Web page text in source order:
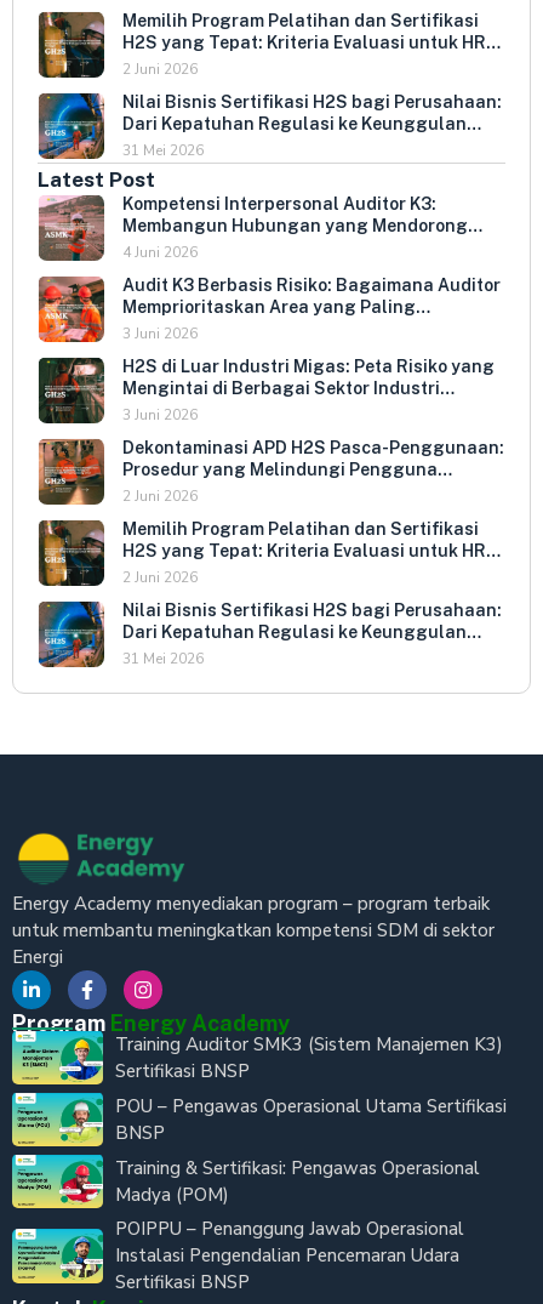
Memilih Program Pelatihan dan Sertifikasi
H2S yang Tepat: Kriteria Evaluasi untuk HR
dan HSE Manager
2 Juni 2026
Nilai Bisnis Sertifikasi H2S bagi Perusahaan:
Dari Kepatuhan Regulasi ke Keunggulan
Kompetitif
31 Mei 2026
Latest Post
Kompetensi Interpersonal Auditor K3:
Membangun Hubungan yang Mendorong
Keterbukaan dan Kepatuhan Sukarela
4 Juni 2026
Audit K3 Berbasis Risiko: Bagaimana Auditor
Memprioritaskan Area yang Paling
Menentukan Kepatuhan Perusahaan
3 Juni 2026
H2S di Luar Industri Migas: Peta Risiko yang
Mengintai di Berbagai Sektor Industri
Indonesia
3 Juni 2026
Dekontaminasi APD H2S Pasca-Penggunaan:
Prosedur yang Melindungi Pengguna
Berikutnya dan Memperpanjang Umur
2 Juni 2026
Memilih Program Pelatihan dan Sertifikasi
H2S yang Tepat: Kriteria Evaluasi untuk HR
dan HSE Manager
2 Juni 2026
Nilai Bisnis Sertifikasi H2S bagi Perusahaan:
Dari Kepatuhan Regulasi ke Keunggulan
Kompetitif
31 Mei 2026
Energy Academy menyediakan program – program terbaik
untuk membantu meningkatkan kompetensi SDM di sektor
Energi
Program Energy Academy
Training Auditor SMK3 (Sistem Manajemen K3)
Sertifikasi BNSP
POU – Pengawas Operasional Utama Sertifikasi
BNSP
Training & Sertifikasi: Pengawas Operasional
Madya (POM)
POIPPU – Penanggung Jawab Operasional
Instalasi Pengendalian Pencemaran Udara
Sertifikasi BNSP